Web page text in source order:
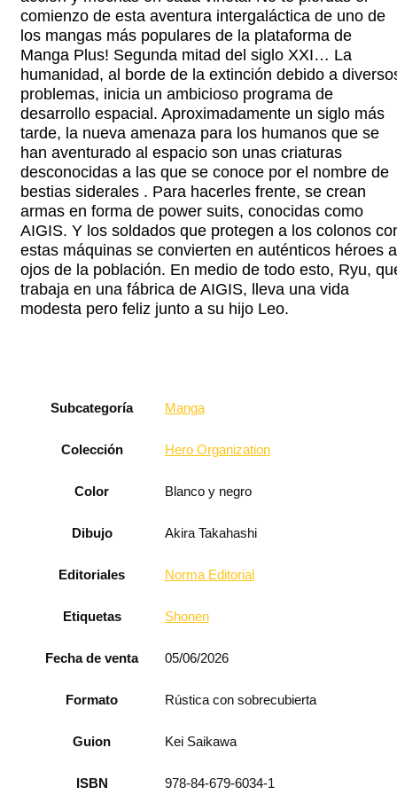
comienzo de esta aventura intergaláctica de uno de
los mangas más populares de la plataforma de
Manga Plus! Segunda mitad del siglo XXI… La
humanidad, al borde de la extinción debido a
problemas, inicia un ambicioso programa de
desarrollo espacial. Aproximadamente un siglo más
tarde, la nueva amenaza para los humanos que se
han aventurado al espacio son unas criaturas
desconocidas a las que se conoce por el nombre de
bestias siderales . Para hacerles frente, se crean
armas en forma de power suits, conocidas como
AIGIS. Y los soldados que protegen a los colonos
estas máquinas se convierten en auténticos héroes a
ojos de la población. En medio de todo esto, Ryu,
trabaja en una fábrica de AIGIS, lleva una vida
modesta pero feliz junto a su hijo Leo.
Subcategoría Manga
Colección Hero Organization
Color Blanco y negro
Dibujo Akira Takahashi
Editoriales Norma Editorial
Etiquetas Shonen
Fecha de venta 05/06/2026
Formato Rústica con sobrecubierta
Guion Kei Saikawa
ISBN 978-84-679-6034-1